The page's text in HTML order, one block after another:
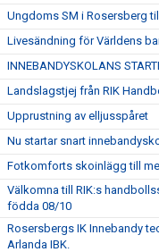
Ungdoms SM i Rosersberg
Livesändning för Världens
INNEBANDYSKOLANS
Landslagstjej från RIK
Upprustning av elljusspåret
Nu startar snart
Fotkomforts skoinlägg till
Välkomna till RIK:s
födda 08/10
Rosersbergs IK Innebandy
Arlanda IBK.